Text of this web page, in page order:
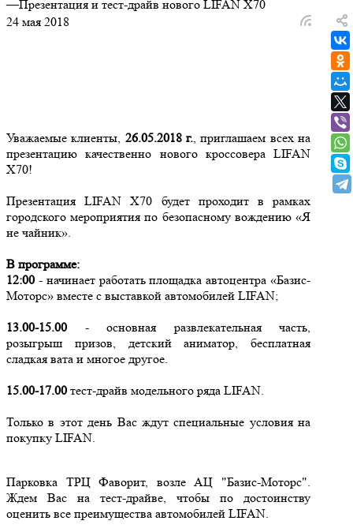
—Презентация и тест-драйв нового LIFAN X70
24 мая 2018
Уважаемые клиенты, 26.05.2018 г., приглашаем всех на
презентацию качественно нового кроссовера LIFAN
X70!
Презентация LIFAN Х70 будет проходит в рамках
городского мероприятия по безопасному вождению «Я
не чайник».
В программе:
12:00 - начинает работать площадка автоцентра «Базис-
Моторс» вместе с выставкой автомобилей LIFAN;
13.00-15.00 - основная развлекательная часть,
розыгрыш призов, детский аниматор, бесплатная
сладкая вата и многое другое.
15.00-17.00 тест-драйв модельного ряда LIFAN.
Только в этот день Вас ждут специальные условия на
покупку LIFAN.
Парковка ТРЦ Фаворит, возле АЦ "Базис-Моторс".
Ждем Вас на тест-драйве, чтобы по достоинству
оценить все преимущества автомобилей LIFAN.